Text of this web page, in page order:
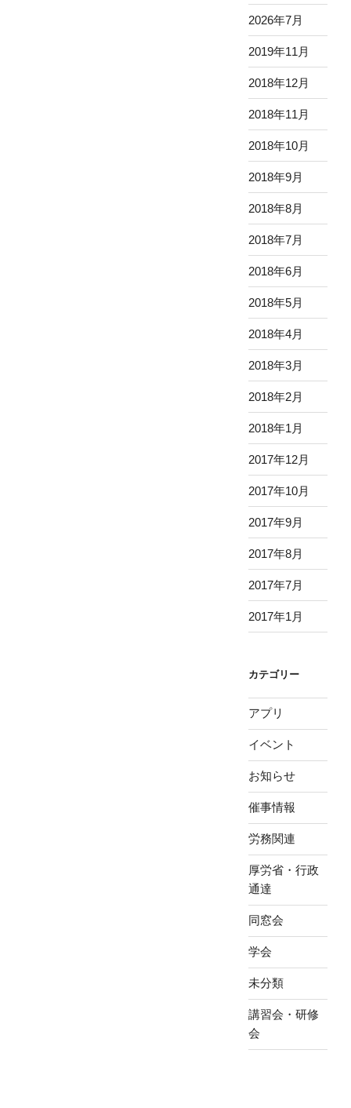
2026年7月
2019年11月
2018年12月
2018年11月
2018年10月
2018年9月
2018年8月
2018年7月
2018年6月
2018年5月
2018年4月
2018年3月
2018年2月
2018年1月
2017年12月
2017年10月
2017年9月
2017年8月
2017年7月
2017年1月
カテゴリー
アプリ
イベント
お知らせ
催事情報
労務関連
厚労省・行政
通達
同窓会
学会
未分類
講習会・研修
会